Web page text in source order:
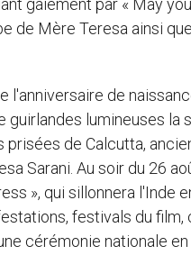
gaiement par « May
de Mère Teresa ainsi
de
lumineuses la
de Calcutta,
Sarani. Au soir du 26
», qui sillonnera l'Inde
festivals du film,
cérémonie nationale